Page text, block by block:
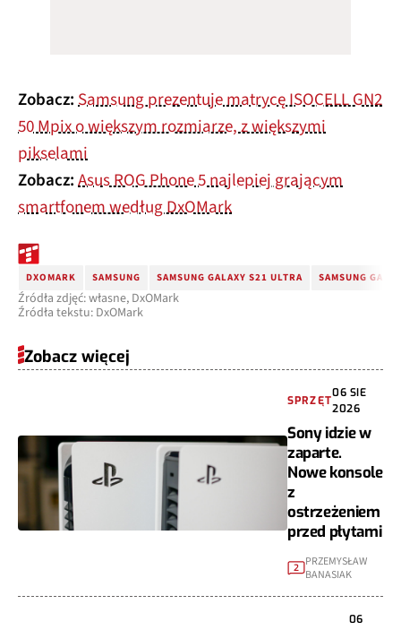
Zobacz:Samsung prezentuje matrycę ISOCELL GN2
50 Mpix o większym rozmiarze, z większymi
pikselami
Zobacz:Asus ROG Phone 5 najlepiej grającym
smartfonem według DxOMark
DXOMARK SAMSUNG SAMSUNG GALAXY S21 ULTRA SAMSUNG
Źródła zdjęć: własne, DxOMark
Źródła tekstu: DxOMark
Zobacz więcej
SPRZĘT
06 SIE
2026
Sony idzie w
zaparte.
Nowe konsole
z
ostrzeżeniem
przed płytami
2 PRZEMYSŁAW
BANASIAK
06